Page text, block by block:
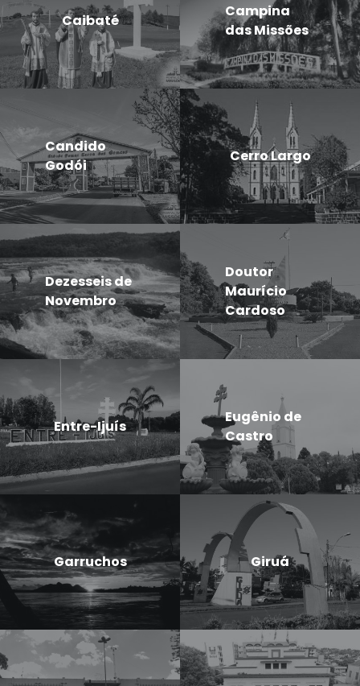
Caibaté
Campina
das Missões
Candido
Godói
Cerro Largo
Dezesseis de
Novembro
Doutor
Maurício
Cardoso
Entre-Ijuís
Eugênio de
Castro
Garruchos Giruá